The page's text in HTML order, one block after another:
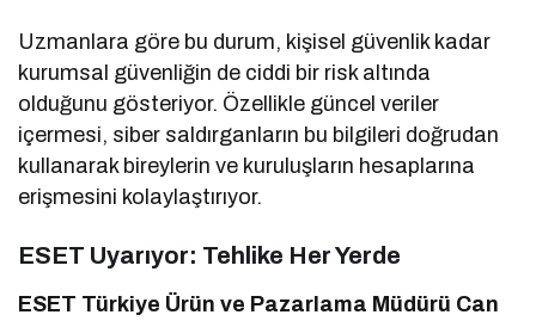
Uzmanlara göre bu durum, kişisel güvenlik kadar
kurumsal güvenliğin de ciddi bir risk altında
olduğunu gösteriyor. Özellikle güncel veriler
içermesi, siber saldırganların bu bilgileri doğrudan
kullanarak bireylerin ve kuruluşların hesaplarına
erişmesini kolaylaştırıyor.
ESET Uyarıyor: Tehlike Her Yerde
ESET Türkiye Ürün ve Pazarlama Müdürü Can